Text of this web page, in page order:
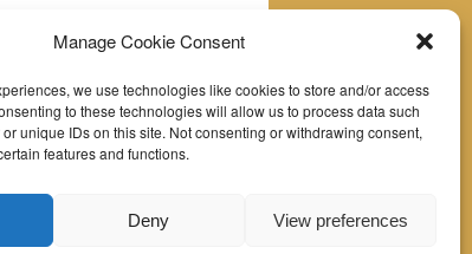
Manage Cookie Consent
we use technologies like cookies to store and/or access
to these technologies will allow us to process data such
unique IDs on this site. Not consenting or withdrawing consent,
features and functions.
Deny View preferences